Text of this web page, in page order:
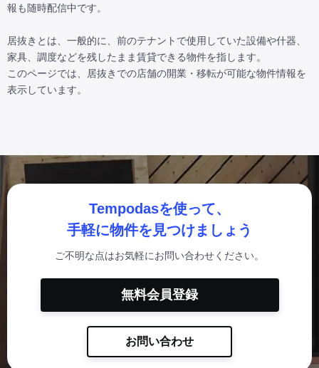
報も随時配信中です。
居抜きとは、一般的に、前のテナントで使用していた設備や什器、
家具、調度などを残したまま賃貸できる物件を指します。
このページでは、居抜きでの店舗の開業・移転が可能な物件情報を
表示しています。
Tempodasを使って、
手軽に物件を見つけましょう
ご不明な点はお気軽にお問い合わせください。
無料会員登録
お問い合わせ